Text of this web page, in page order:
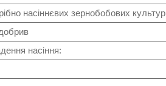
насіннєвих зернобобових культур
насіння: